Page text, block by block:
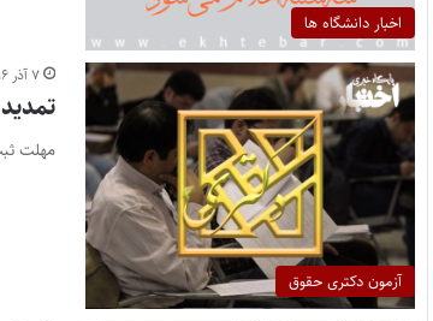
اخبار دانشگاه ها
آزمون دکتری حقوق
۷ آذر ۱۳۹۶
مهلت ثبت نام در آزمون